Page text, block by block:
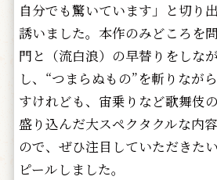
自分でも驚いています」と切り
誘いました。本作のみどころを
門と（流白浪）の早替りをしな
し、“つまらぬもの”を斬りなが
すけれども、宙乗りなど歌舞伎
盛り込んだ大スペクタクルな内
ので、ぜひ注目していただきた
ピールしました。